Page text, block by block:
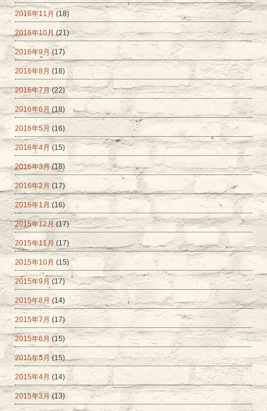
2016年11月 (18)
2016年10月(21)
2016年9月(17)
2016年8月 (18)
2016年7月(22)
2016年6月 (18)
2016年5月(16)
2016年4月 (15)
2016年3月(18)
2016年2月(17)
2016年1月(16)
2015年12月(17)
2015年11月 (17)
2015年10月 (15)
2015年9月 (17)
2015年8月 (14)
2015年7月 (17)
2015年6月 (15)
2015年5月(15)
2015年4月 (14)
2015年3月 (13)